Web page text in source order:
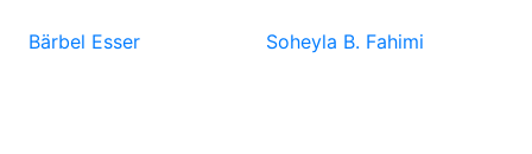
Bärbel Esser Soheyla B. Fahimi